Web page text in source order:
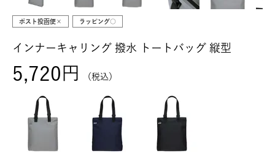
ポスト投函便× ラッピング○
インナーキャリング 撥水 トートバッグ 縦型
5,720 税込